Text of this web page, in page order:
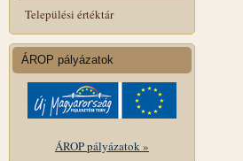
Települési értéktár
ÁROP pályázatok
ÁROP pályázatok »